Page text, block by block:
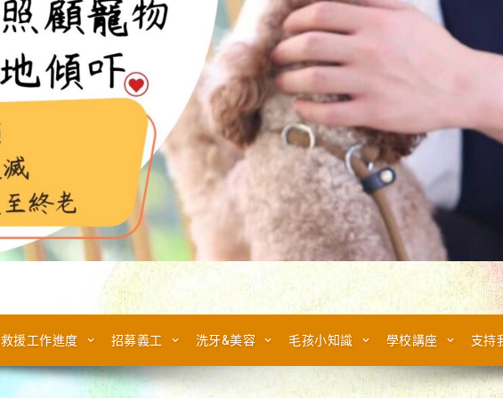
救援工作進度 招募義工 洗牙&美容 毛孩小知識 學校講座 支持